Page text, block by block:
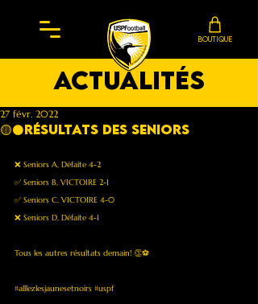
BOUTIQUE
actualités
🟡⚫️Résultats des seniors
27 févr. 2022
❌ Seniors A, Défaite 4-2
✅ Seniors B, VICTOIRE 2-1
✅ Seniors C, VICTOIRE 4-0
❌ Seniors D, Défaite 4-1
Tous les autres résultats demain! 👏⚽️
#alllezlesjaunesetnoirs #uspf